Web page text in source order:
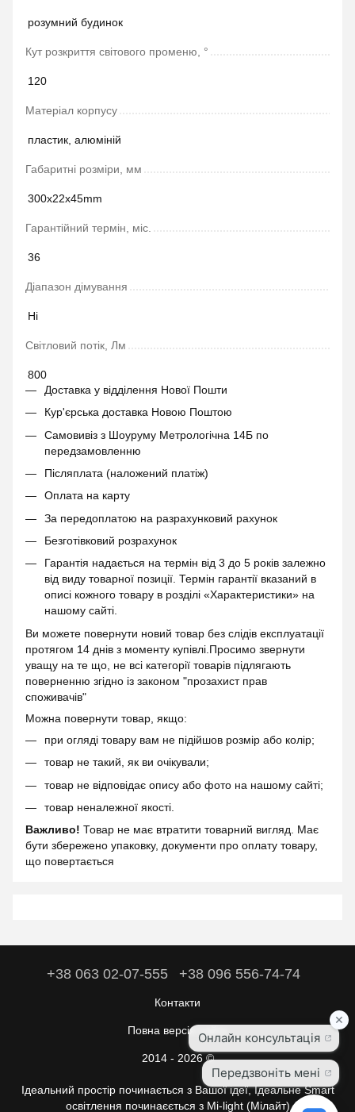
розумний будинок
Кут розкриття світового променю, °
120
Матеріал корпусу
пластик, алюміній
Габаритні розміри, мм
300х22х45mm
Гарантійний термін, міс.
36
Діапазон дімування
Ні
Світловий потік, Лм
800
Доставка у відділення Нової Пошти
Кур'єрська доставка Новою Поштою
Самовивіз з Шоуруму Метрологічна 14Б по
передзамовленню
Післяплата (наложений платіж)
Оплата на карту
За передоплатою на разрахунковий рахунок
Безготівковий розрахунок
Гарантія надається на термін від 3 до 5 років залежно
від виду товарної позиції. Термін гарантії вказаний в
описі кожного товару в розділі «Характеристики» на
нашому сайті.
Ви можете повернути новий товар без слідів експлуатації
протягом 14 днів з моменту купівлі.Просимо звернути
уващу на те що, не всі категорії товарів підлягають
поверненню згідно із законом "прозахист прав
споживачів"
Можна повернути товар, якщо:
при огляді товару вам не підійшов розмір або колір;
товар не такий, як ви очікували;
товар не відповідає опису або фото на нашому сайті;
товар неналежної якості.
Важливо! Товар не має втратити товарний вигляд. Має
бути збережено упаковку, документи про оплату товару,
що повертається
+38 063 02-07-555 +38 096 556-74-74
Контакти
Повна версія сайту
2014 - 2026 ©
Ідеальний простір починається з Вашої ідеї, Ідеальне Smart
освітлення починаєється з Mi-light (Мілайт)